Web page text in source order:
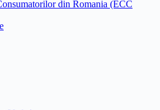
din Romania (ECC